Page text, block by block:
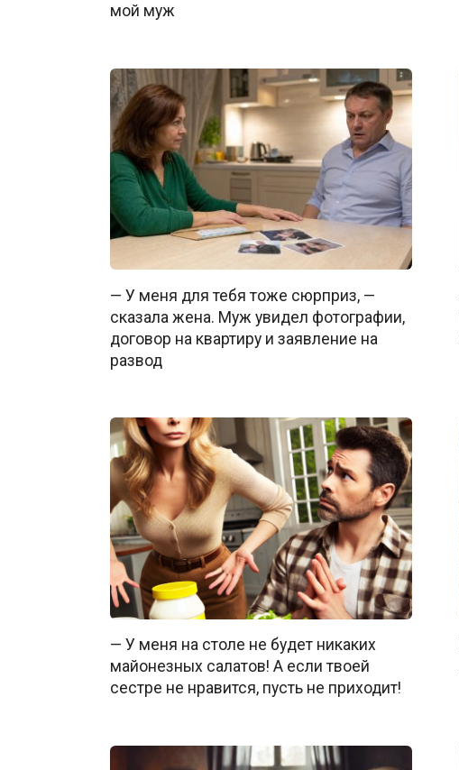
мой муж
— У меня для тебя тоже сюрприз, —
сказала жена. Муж увидел фотографии,
договор на квартиру и заявление на
развод
— У меня на столе не будет никаких
майонезных салатов! А если твоей
сестре не нравится, пусть не приходит!